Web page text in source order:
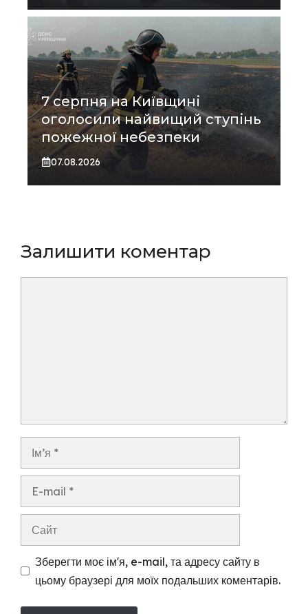
7 серпня на Київщині
оголосили найвищий ступінь
пожежної небезпеки
07.08.2026
Залишити коментар
Зберегти моє ім'я, e-mail, та адресу сайту в
цьому браузері для моїх подальших коментарів.